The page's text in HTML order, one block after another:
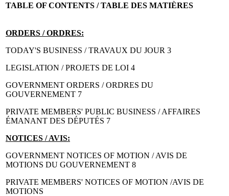
TABLE OF CONTENTS / TABLE DES MATIÈRES
ORDERS / ORDRES:
TODAY'S BUSINESS / TRAVAUX DU JOUR 3
LEGISLATION / PROJETS DE LOI 4
GOVERNMENT ORDERS / ORDRES DU
GOUVERNEMENT 7
PRIVATE MEMBERS' PUBLIC BUSINESS / AFFAIRES
ÉMANANT DES DÉPUTÉS 7
NOTICES / AVIS:
GOVERNMENT NOTICES OF MOTION / AVIS DE
MOTIONS DU GOUVERNEMENT 8
PRIVATE MEMBERS' NOTICES OF MOTION /AVIS DE
MOTIONS